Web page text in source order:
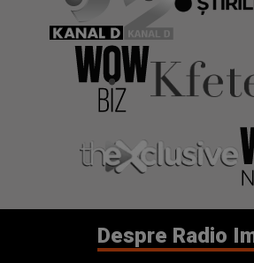
Despre Radio